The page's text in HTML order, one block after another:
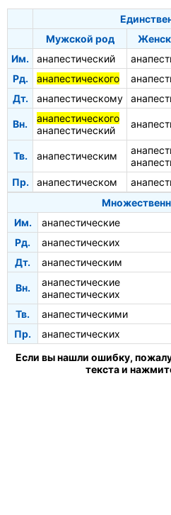
Мужской род
Им.
анапестический
Рд.
анапестического
Дт.
анапестическому
Вн.
анапестического
анапестический
Тв. анапестическим
Пр. анапестическом
Им.
анапестические
Рд.
анапестических
Дт.
анапестическим
Вн.
анапестические
анапестических
Тв.
анапестическими
Пр.
анапестических
Если вы нашли ошибку,
текста и